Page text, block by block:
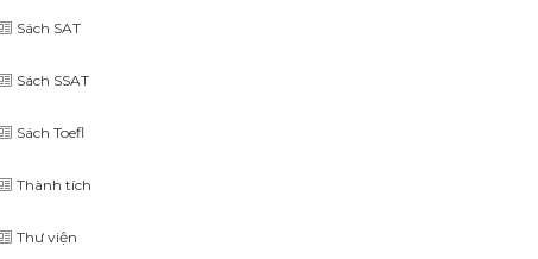
Sách SAT
Sách SSAT
Sách Toefl
Thành tích
Thư viện